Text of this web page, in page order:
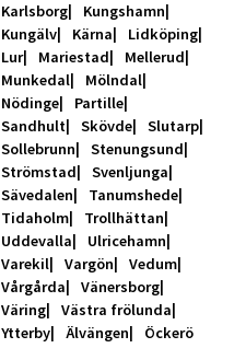
Karlsborg
Kungshamn
Kungälv
Kärna
Lidköping
Lur
Mariestad
Mellerud
Munkedal
Mölndal
Nödinge
Partille
Sandhult
Skövde
Slutarp
Sollebrunn
Stenungsund
Strömstad
Svenljunga
Sävedalen
Tanumshede
Tidaholm
Trollhättan
Uddevalla
Ulricehamn
Varekil
Vargön
Vedum
Vårgårda
Vänersborg
Väring
Västra frölunda
Ytterby
Älvängen Öckerö